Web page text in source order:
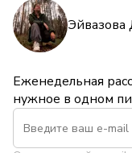
Эйвазова
Еженедельная
нужное в одном